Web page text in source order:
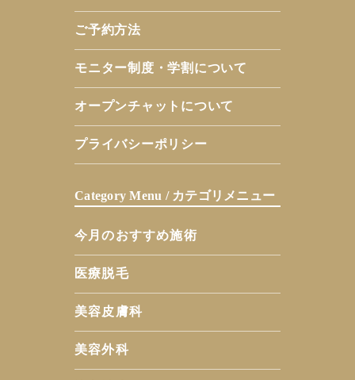
ご予約方法
モニター制度・学割について
オープンチャットについて
プライバシーポリシー
Category Menu / カテゴリメニュー
今月のおすすめ施術
医療脱毛
美容皮膚科
美容外科